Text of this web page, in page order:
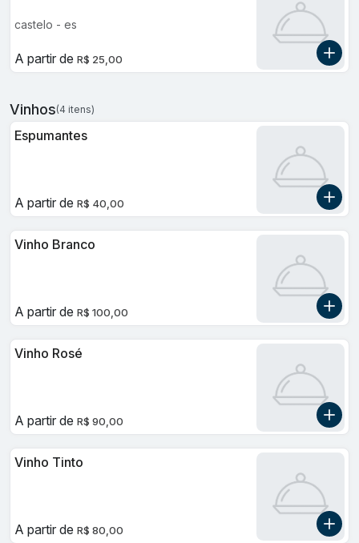
castelo - es
A partir de R$ 25,00
Vinhos(4 itens)
Espumantes
A partir de R$ 40,00
Vinho Branco
A partir de R$ 100,00
Vinho Rosé
A partir de R$ 90,00
Vinho Tinto
A partir de R$ 80,00